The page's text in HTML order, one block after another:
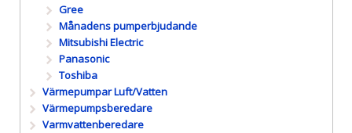
Gree
Månadens pumperbjudande
Mitsubishi Electric
Panasonic
Toshiba
Värmepumpar Luft/Vatten
Värmepumpsberedare
Varmvattenberedare